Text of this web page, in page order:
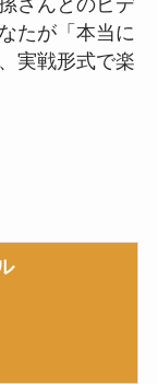
さんとのビデ
たが「本当に
実戦形式で楽